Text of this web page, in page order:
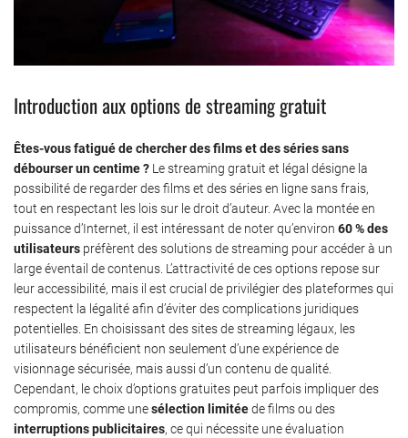
Introduction aux options de streaming gratuit
Êtes-vous fatigué de chercher des films et des séries sans
débourser un centime ? Le streaming gratuit et légal désigne la
possibilité de regarder des films et des séries en ligne sans frais,
tout en respectant les lois sur le droit d’auteur. Avec la montée en
puissance d’Internet, il est intéressant de noter qu’environ 60 % des
utilisateurs préfèrent des solutions de streaming pour accéder à un
large éventail de contenus. L’attractivité de ces options repose sur
leur accessibilité, mais il est crucial de privilégier des plateformes qui
respectent la légalité afin d’éviter des complications juridiques
potentielles. En choisissant des sites de streaming légaux, les
utilisateurs bénéficient non seulement d’une expérience de
visionnage sécurisée, mais aussi d’un contenu de qualité.
Cependant, le choix d’options gratuites peut parfois impliquer des
compromis, comme unesélection limitéede films ou des
interruptions publicitaires, ce qui nécessite une évaluation